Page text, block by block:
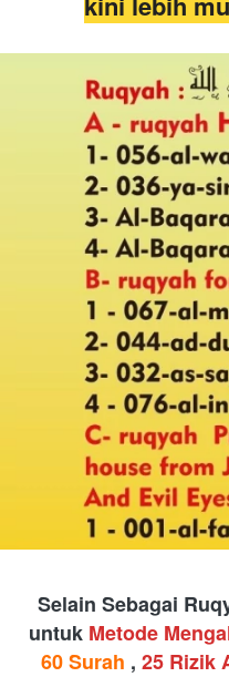
Selain Sebagai
untuk Metode
60 Surah , 25 Rizik